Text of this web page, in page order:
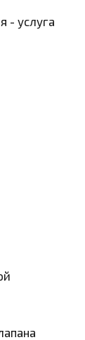
- услуга